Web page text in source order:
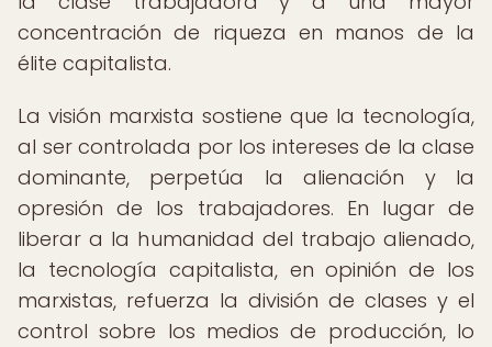
concentración de riqueza en manos de la
élite capitalista.
La visión marxista sostiene que la tecnología,
al ser controlada por los intereses de la clase
dominante, perpetúa la alienación y la
opresión de los trabajadores. En lugar de
liberar a la humanidad del trabajo alienado,
la tecnología capitalista, en opinión de los
marxistas, refuerza la división de clases y el
control sobre los medios de producción, lo